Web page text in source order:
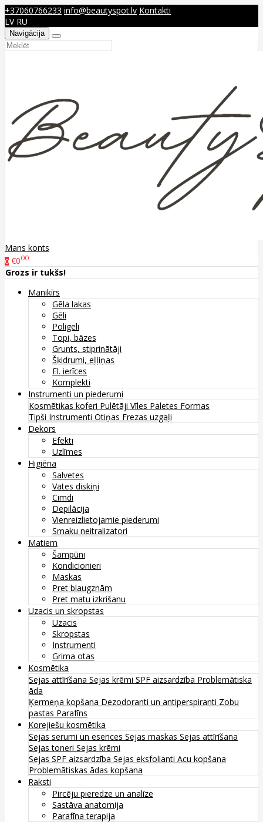
+37060766233 info@beautyspot.lv Kontakti
LV RU
Navigācija
Mans konts
0 €000
Grozs ir tukšs!
Manikīrs
Gēla lakas
Gēli
Poligeli
Topi, bāzes
Grunts, stiprinātāji
Šķidrumi, eļļiņas
El. ierīces
Komplekti
Instrumenti un piederumi
Kosmētikas koferi Pulētāji Vīles Paletes Formas
Tipši Instrumenti Otiņas Frezas uzgaļi
Dekors
Efekti
Uzlīmes
Higiēna
Salvetes
Vates diskiņi
Cimdi
Depilācija
Vienreizlietojamie piederumi
Smaku neitralizatori
Matiem
Šampūni
Kondicionieri
Maskas
Pret blaugznām
Pret matu izkrišanu
Uzacis un skropstas
Uzacis
Skropstas
Instrumenti
Grima otas
Kosmētika
Sejas attīrīšana Sejas krēmi SPF aizsardzība Problemātiska
āda
Ķermeņa kopšana Dezodoranti un antiperspiranti Zobu
pastas Parafīns
Korejiešu kosmētika
Sejas serumi un esences Sejas maskas Sejas attīrīšana
Sejas toneri Sejas krēmi
Sejas SPF aizsardzība Sejas eksfolianti Acu kopšana
Problemātiskas ādas kopšana
Raksti
Pircēju pieredze un analīze
Sastāva anatomija
Parafīna terapija